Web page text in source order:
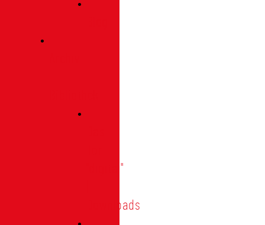
"digital"
Downloads